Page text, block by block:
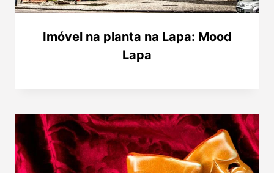
Imóvel na planta na Lapa: Mood
Lapa